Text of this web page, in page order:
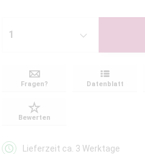
Fragen? Datenblatt
Bewerten
Lieferzeit ca. 3 Werktage